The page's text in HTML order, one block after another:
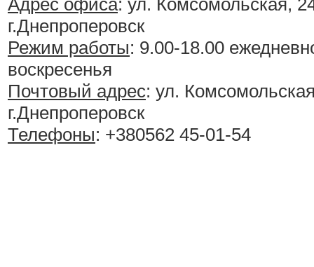
Адрес офиса: ул. Комсомольская,
г.Днепроперовск
Режим работы: 9.00-18.00
воскресенья
Почтовый адрес: ул.
г.Днепроперовск
Телефоны: +380562 45-01-54